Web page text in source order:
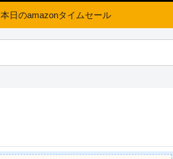
本日のamazonタイムセール